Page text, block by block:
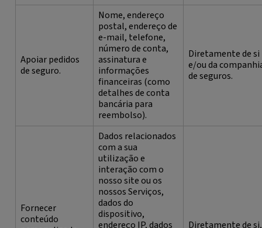
Apoiar pedidos
de seguro.
Nome, endereço
postal, endereço de
e-mail, telefone,
número de conta,
assinatura e
informações
financeiras (como
detalhes de conta
bancária para
reembolso).
Diretamente de si
e/ou da
de seguros.
Fornecer
conteúdo
Dados relacionados
com a sua
utilização e
interação com o
nosso site ou os
nossos Serviços,
dados do
dispositivo,
endereço IP, dados
Diretamente de si,